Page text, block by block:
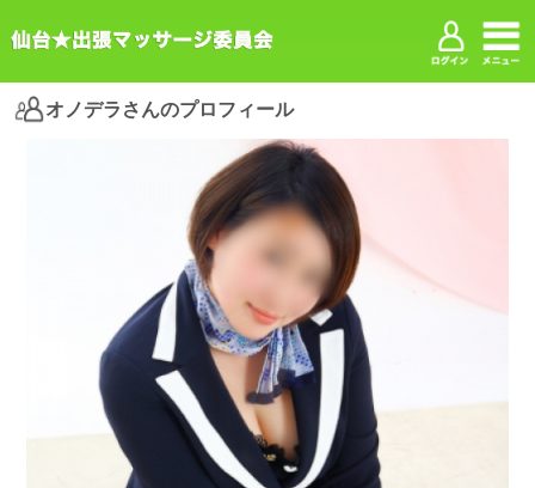
オノデラさんのプロフィール